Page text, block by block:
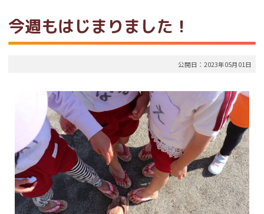
今週もはじまりました！
公開日：2023年05月01日